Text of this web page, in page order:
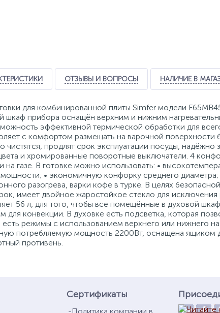
ОТЗЫВЫ И ВОПРОСЫ НАЛИЧИЕ В
для комбинированной плиты Simfer модели
шкаф прибора оснащён верхним и нижним
эффективной термической обработки для
с комфортом размещать на варочной поверхности
чистятся, продлят срок эксплуатации посуды,
и хромированные поворотные выключатели. 4
на газе. В готовке можно использовать: •
• экономичную конфорку среднего
разогрева, варки кофе в турке. В целях
имеет двойное жаростойкое стекло для
56 л, для того, чтобы все помещённые в духовой
конвекции. В духовке есть подсветка, которая
есть режимы с использованием верхнего или нижнего
потребляемую мощность 2200Вт, оснащена ящиком
противень.
Сертификаты